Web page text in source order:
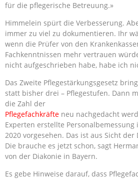
für die pflegerische Betreuung.»
Himmelein spürt die Verbesserung.
immer zu viel zu dokumentieren. Ihr
wenn die Prüfer von den
Fachkenntnissen mehr vertrauen
nicht aufgeschrieben habe, habe ich
Das Zweite Pflegestärkungsgesetz
statt bisher drei – Pflegestufen. Dann
die Zahl der
Pflegefachkräfte neu nachgedacht
Experten erstellte
2020 vorgesehen. Das ist aus Sicht der
Die brauche es jetzt schon, sagt
von der Diakonie in Bayern.
Es gebe Hinweise darauf, dass